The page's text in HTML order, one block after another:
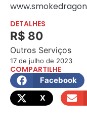
DETALHES
R$ 80
Outros Serviços
17 de julho de 2023
COMPARTILHE
Facebook
X